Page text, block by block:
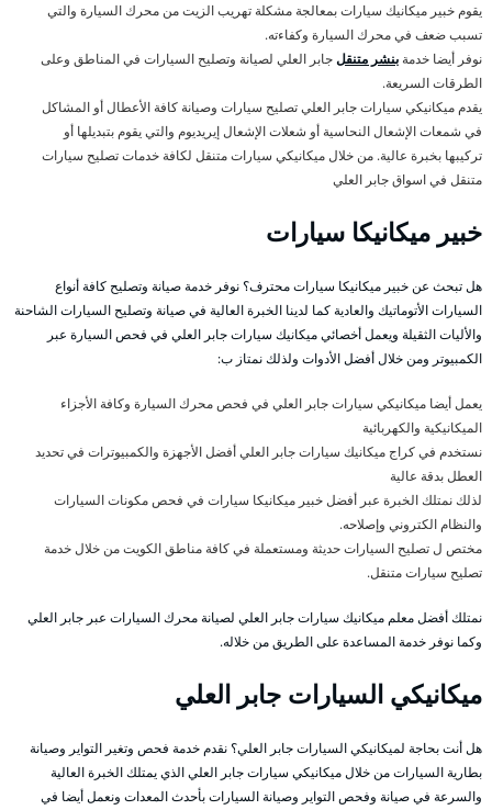
يقوم خبير ميكانيك سيارات بمعالجة مشكلة تهريب الزيت من محرك السيارة والتي
تسبب ضعف في محرك السيارة وكفاءته.
نوفر أيضا خدمة بنشر متنقلجابر العلي لصيانة وتصليح السيارات في المناطق وعلى
الطرقات السريعة.
يقدم ميكانيكي سيارات جابر العلي تصليح سيارات وصيانة كافة الأعطال أو المشاكل
في شمعات الإشعال النحاسية أو شعلات الإشعال إيريديوم والتي يقوم بتبديلها أو
تركيبها بخبرة عالية. من خلال ميكانيكي سيارات متنقل لكافة خدمات تصليح سيارات
متنقل في اسواق جابر العلي
خبير ميكانيكا سيارات
هل تبحث عن خبير ميكانيكا سيارات محترف؟ نوفر خدمة صيانة وتصليح كافة أنواع
السيارات الأتوماتيك والعادية كما لدينا الخبرة العالية في صيانة وتصليح السيارات الشاحنة
والأليات الثقيلة ويعمل أخصائي ميكانيك سيارات جابر العلي في فحص السيارة عبر
الكمبيوتر ومن خلال أفضل الأدوات ولذلك نمتاز ب:
يعمل أيضا ميكانيكي سيارات جابر العلي في فحص محرك السيارة وكافة الأجزاء
الميكانيكية والكهربائية
نستخدم في كراج ميكانيك سيارات جابر العلي أفضل الأجهزة والكمبيوترات في تحديد
العطل بدقة عالية
لذلك نمتلك الخبرة عبر أفضل خبير ميكانيكا سيارات في فحص مكونات السيارات
والنظام الكتروني وإصلاحه.
مختص ل تصليح السيارات حديثة ومستعملة في كافة مناطق الكويت من خلال خدمة
تصليح سيارات متنقل.
نمتلك أفضل معلم ميكانيك سيارات جابر العلي لصيانة محرك السيارات عبر جابر العلي
وكما نوفر خدمة المساعدة على الطريق من خلاله.
ميكانيكي السيارات جابر العلي
هل أنت بحاجة لميكانيكي السيارات جابر العلي؟ نقدم خدمة فحص وتغير التواير وصيانة
بطارية السيارات من خلال ميكانيكي سيارات جابر العلي الذي يمتلك الخبرة العالية
والسرعة في صيانة وفحص التواير وصيانة السيارات بأحدث المعدات ونعمل أيضا في